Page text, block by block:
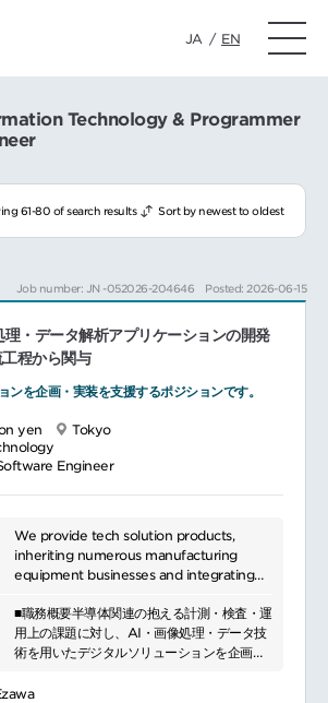
JA / EN
Technology & Programmer
61-80 of search results Sort by newest to oldest
Job number: JN -052026-204646 Posted: 2026-06-15
・データ解析アプリケーションの開発
程から関与
ンを企画・実装を支援するポジションです。
yen
Tokyo
Engineer
We provide tech solution products,
inheriting numerous manufacturing
equipment businesses and integrating
offer a wide range of products. Our
business includes inheriting surface
mount system business, LCD and hard
business, and semiconductor post-
■職務概要半導体関連の抱える計測・検査・運
用上の課題に対し、AI・画像処理・データ技
術を用いたデジタルソリューションを企画・
データを起点に、課題の構造化・仮説立案、